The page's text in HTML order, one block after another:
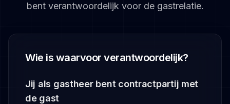
bent verantwoordelijk voor de gastrelatie.
Wie is waarvoor verantwoordelijk?
Jij als gastheer bent contractpartij met
de gast